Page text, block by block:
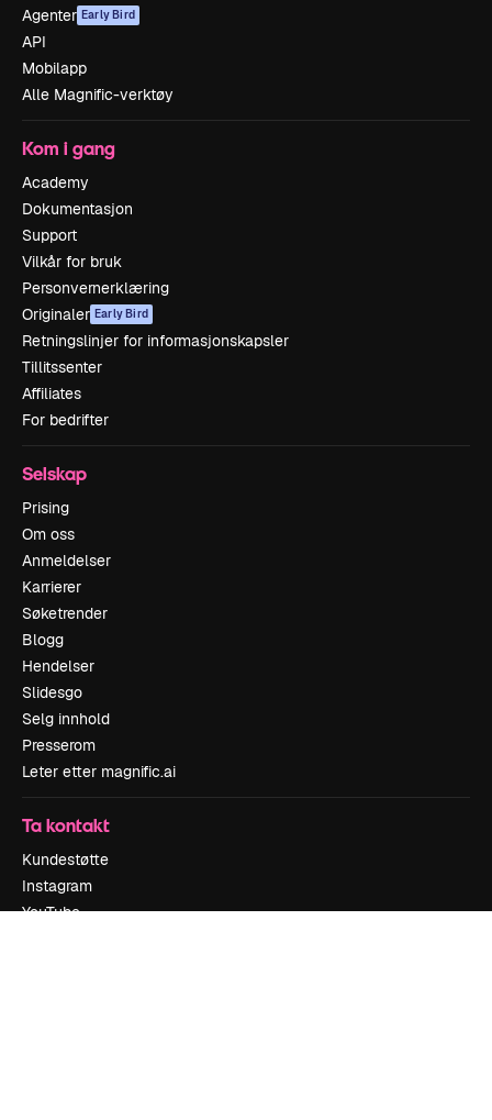
Agenter Early Bird
API
Mobilapp
Alle Magnific-verktøy
Kom i gang
Academy
Dokumentasjon
Support
Vilkår for bruk
Personvernerklæring
Originaler Early Bird
Retningslinjer for informasjonskapsler
Tillitssenter
Affiliates
For bedrifter
Selskap
Prising
Om oss
Anmeldelser
Karrierer
Søketrender
Blogg
Hendelser
Slidesgo
Selg innhold
Presserom
Leter etter magnific.ai
Ta kontakt
Kundestøtte
Instagram
YouTube